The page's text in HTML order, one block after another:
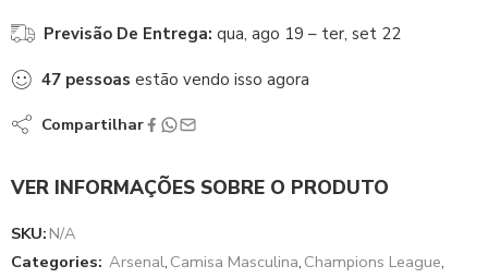
Previsão De Entrega: qua, ago 19 – ter, set 22
47 pessoas estão vendo isso agora
Compartilhar
VER INFORMAÇÕES SOBRE O PRODUTO
SKU: N/A
Categories: Arsenal, Camisa Masculina, Champions League,